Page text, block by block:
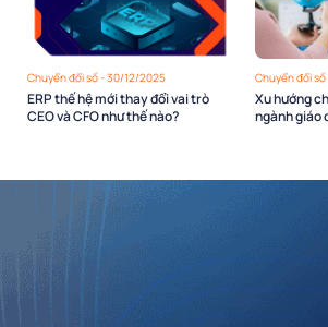
Chuyển đổi số - 30/12/2025
ERP thế hệ mới thay đổi vai trò
CEO và CFO như thế nào?
Chuyển đổi số
Xu hướng
ngành giáo